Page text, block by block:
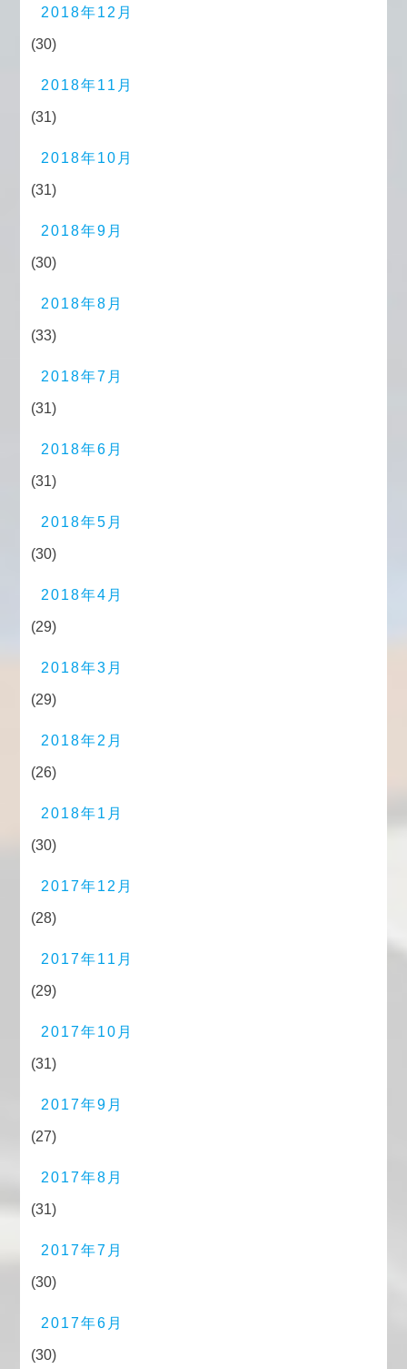
2018年12月
(30)
2018年11月
(31)
2018年10月
(31)
2018年9月
(30)
2018年8月
(33)
2018年7月
(31)
2018年6月
(31)
2018年5月
(30)
2018年4月
(29)
2018年3月
(29)
2018年2月
(26)
2018年1月
(30)
2017年12月
(28)
2017年11月
(29)
2017年10月
(31)
2017年9月
(27)
2017年8月
(31)
2017年7月
(30)
2017年6月
(30)